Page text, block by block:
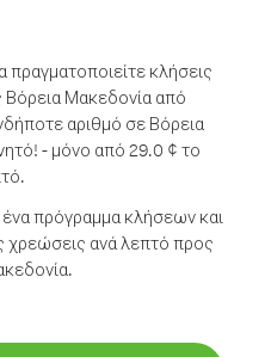
κλήσεις
Βόρεια Μακεδονία από
αριθμό σε Βόρεια
- μόνο από 29.0 ¢ το
πρόγραμμα κλήσεων και
χρεώσεις ανά λεπτό προς